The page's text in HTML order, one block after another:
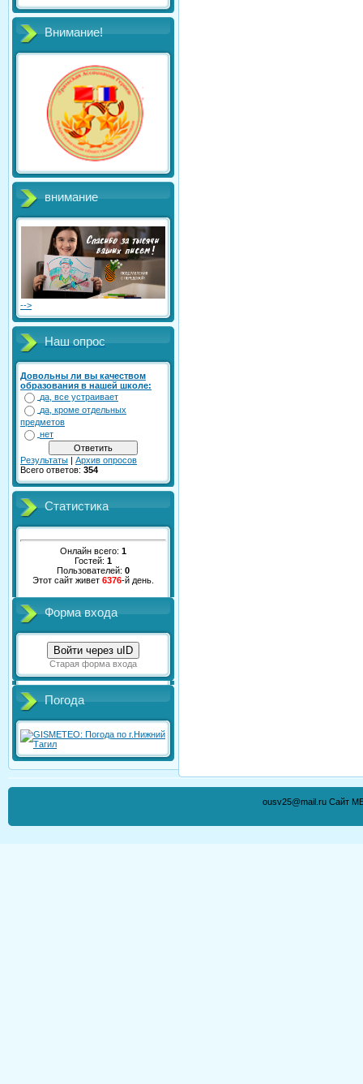
Внимание!
внимание
-->
Наш опрос
Довольны ли вы качеством
образования в нашей школе:
да, все устраивает
да, кроме отдельных
предметов
нет
Результаты | Архив опросов
Всего ответов: 354
Статистика
Онлайн всего: 1
Гостей: 1
Пользователей: 0
Этот сайт живет 6376-й день.
Форма входа
Войти через uID
Старая форма входа
Погода
ousv25@mail.ru Сайт